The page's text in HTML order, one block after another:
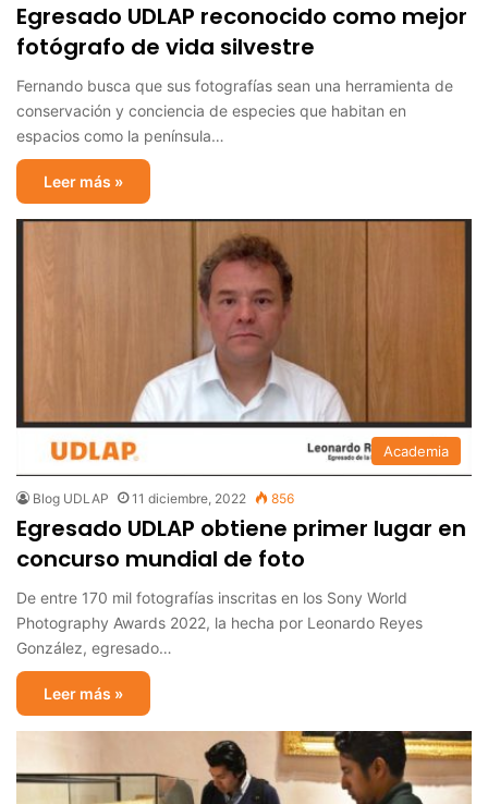
Egresado UDLAP reconocido como mejor
fotógrafo de vida silvestre
Fernando busca que sus fotografías sean una herramienta de
conservación y conciencia de especies que habitan en
espacios como la península…
Leer más »
Academia
Blog UDLAP 11 diciembre, 2022 856
Egresado UDLAP obtiene primer lugar en
concurso mundial de foto
De entre 170 mil fotografías inscritas en los Sony World
Photography Awards 2022, la hecha por Leonardo Reyes
González, egresado…
Leer más »